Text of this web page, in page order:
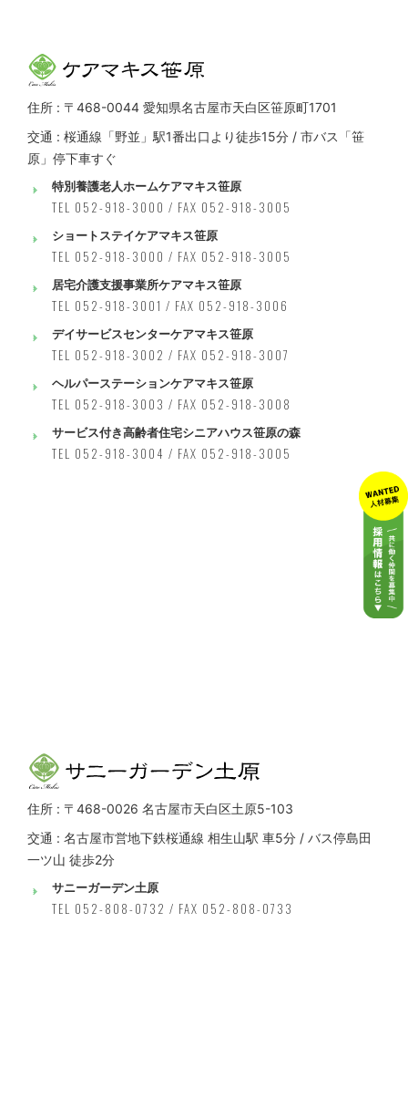
住所 : 〒468-0044 愛知県名古屋市天白区笹原町1701
交通 : 桜通線「野並」駅1番出口より徒歩15分 / 市バス「笹
原」停下車すぐ
特別養護老人ホームケアマキス笹原
TEL 052-918-3000 / FAX 052-918-3005
ショートステイケアマキス笹原
TEL 052-918-3000 / FAX 052-918-3005
居宅介護支援事業所ケアマキス笹原
TEL 052-918-3001 / FAX 052-918-3006
デイサービスセンターケアマキス笹原
TEL 052-918-3002 / FAX 052-918-3007
ヘルパーステーションケアマキス笹原
TEL 052-918-3003 / FAX 052-918-3008
サービス付き高齢者住宅シニアハウス笹原の森
TEL 052-918-3004 / FAX 052-918-3005
住所 : 〒468-0026 名古屋市天白区土原5-103
交通 : 名古屋市営地下鉄桜通線 相生山駅 車5分 / バス停島田
一ツ山 徒歩2分
サニーガーデン土原
TEL 052-808-0732 / FAX 052-808-0733